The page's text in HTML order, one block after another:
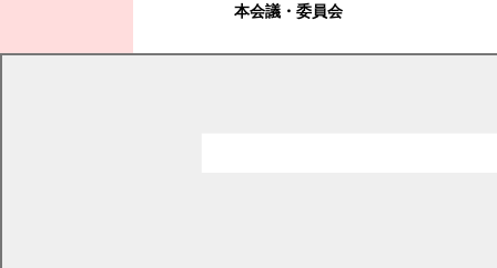
本会議・委員会